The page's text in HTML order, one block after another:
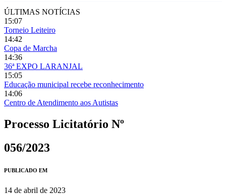
ÚLTIMAS NOTÍCIAS
15:07
Torneio Leiteiro
14:42
Copa de Marcha
14:36
36ª EXPO LARANJAL
15:05
Educação municipal recebe reconhecimento
14:06
Centro de Atendimento aos Autistas
Processo Licitatório Nº
056/2023
PUBLICADO EM
14 de abril de 2023